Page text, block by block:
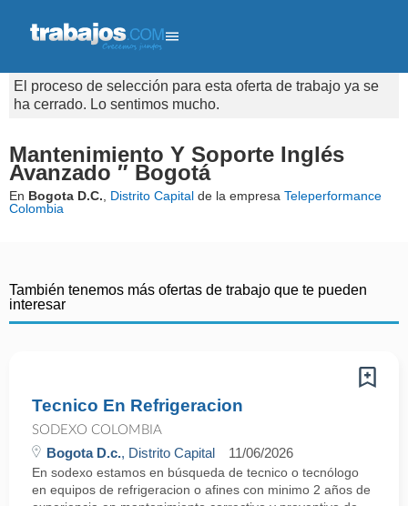
El proceso de selección para esta oferta de trabajo ya se
ha cerrado. Lo sentimos mucho.
Mantenimiento Y Soporte Inglés
Avanzado ″ Bogotá
En Bogota D.C. Distrito Capital de la empresa Teleperformance
Colombia
También tenemos más ofertas de trabajo que te pueden
interesar
Tecnico En Refrigeracion
SODEXO COLOMBIA
Bogota D.c., Distrito Capital 11/06/2026
En sodexo estamos en búsqueda de tecnico o tecnólogo
en equipos de refrigeracion o afines con minimo 2 años de